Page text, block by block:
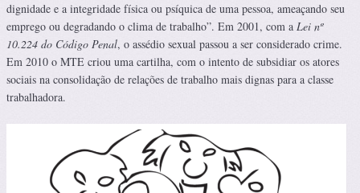
dignidade e a integridade física ou psíquica de uma pessoa, ameaçando seu
emprego ou degradando o clima de trabalho”. Em 2001, com a Lei nº
10.224 do Código Penal, o assédio sexual passou a ser considerado crime.
Em 2010 o MTE criou uma cartilha, com o intento de subsidiar os atores
sociais na consolidação de relações de trabalho mais dignas para a classe
trabalhadora.